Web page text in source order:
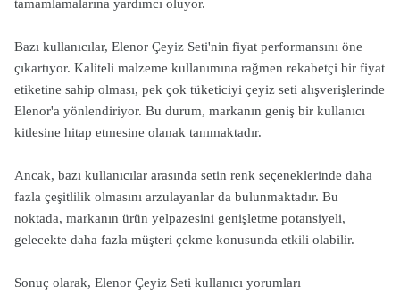
tamamlamalarına yardımcı oluyor.
Bazı kullanıcılar, Elenor Çeyiz Seti'nin fiyat performansını öne
çıkartıyor. Kaliteli malzeme kullanımına rağmen rekabetçi bir fiyat
etiketine sahip olması, pek çok tüketiciyi çeyiz seti alışverişlerinde
Elenor'a yönlendiriyor. Bu durum, markanın geniş bir kullanıcı
kitlesine hitap etmesine olanak tanımaktadır.
Ancak, bazı kullanıcılar arasında setin renk seçeneklerinde daha
fazla çeşitlilik olmasını arzulayanlar da bulunmaktadır. Bu
noktada, markanın ürün yelpazesini genişletme potansiyeli,
gelecekte daha fazla müşteri çekme konusunda etkili olabilir.
Sonuç olarak, Elenor Çeyiz Seti kullanıcı yorumları